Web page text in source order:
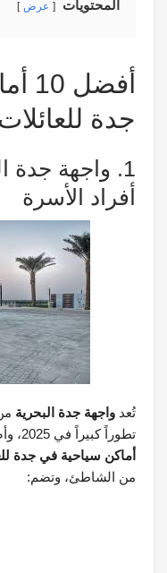
المحتويات عرض
جدة للعائلات 2025
1. واجهة جدة
أفراد الأسرة
تُعد واجهة جدة البحرية
تطوراً كبيراً في 2025، وأصبحت وجهة لا غنى عنها ضمن
أماكن سياحية في جدة
من الشاطئ، وتضم: